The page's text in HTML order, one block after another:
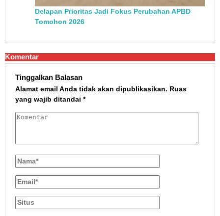
Delapan Prioritas Jadi Fokus Perubahan APBD
Tomohon 2026
Komentar
Tinggalkan Balasan
Alamat email Anda tidak akan dipublikasikan. Ruas
yang wajib ditandai *